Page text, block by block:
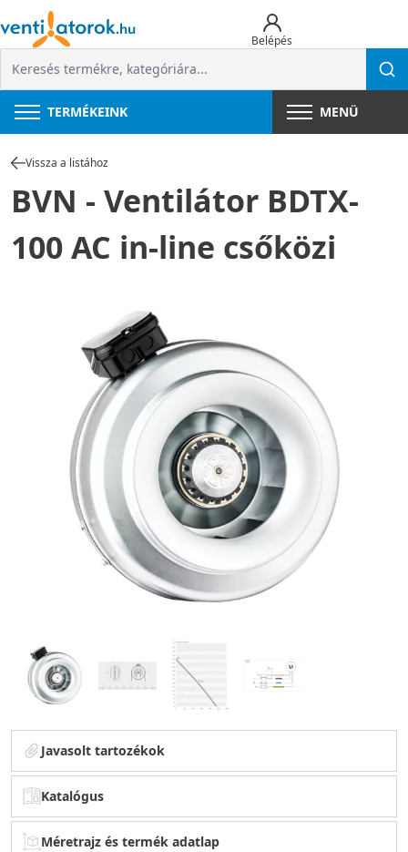
Belépés
TERMÉKEINK MENÜ
Vissza a listához
BVN - Ventilátor BDTX-
100 AC in-line csőközi
Javasolt tartozékok
Katalógus
Méretrajz és termék adatlap